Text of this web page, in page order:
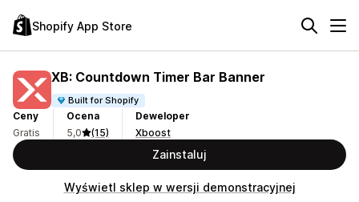
Shopify App Store
XB: Countdown Timer Bar Banner
Built for Shopify
Ceny
Gratis
Ocena
5,0
(15)
Deweloper
Xboost
Zainstaluj
Wyświetl sklep w wersji demonstracyjnej